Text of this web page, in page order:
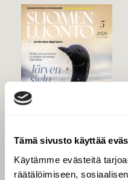
Tämä sivusto käyttää
Käytämme evästeitä
räätälöimiseen,